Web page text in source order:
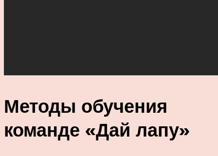
Методы обучения
команде «Дай лапу»